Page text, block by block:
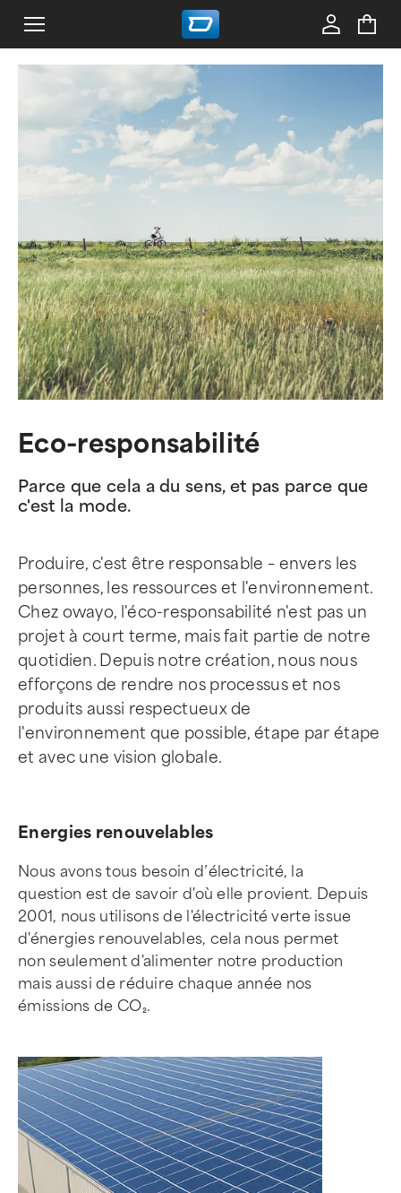
Eco-responsabilité
Parce que cela a du sens, et pas parce que
c'est la mode.
Produire, c'est être responsable – envers les
personnes, les ressources et l'environnement.
Chez owayo, l'éco-responsabilité n'est pas un
projet à court terme, mais fait partie de notre
quotidien. Depuis notre création, nous nous
efforçons de rendre nos processus et nos
produits aussi respectueux de
l'environnement que possible, étape par étape
et avec une vision globale.
Energies renouvelables
Nous avons tous besoin d’électricité, la
question est de savoir d'où elle provient. Depuis
2001, nous utilisons de l'électricité verte issue
d'énergies renouvelables, cela nous permet
non seulement d'alimenter notre production
mais aussi de réduire chaque année nos
émissions de CO₂.